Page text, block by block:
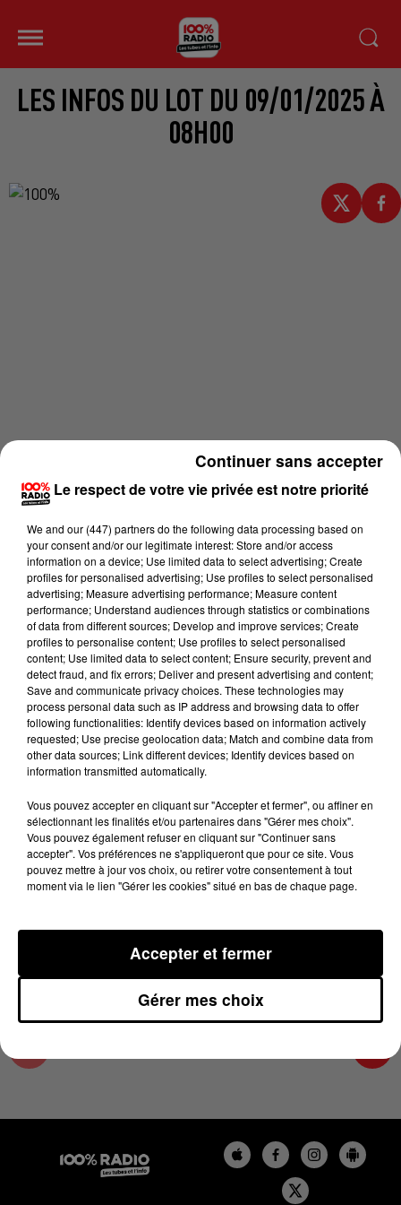
LES INFOS DU LOT DU 09/01/2025 À
08H00
Lecture (4 min 16 sec)
100%
100% Radio les infos du Lot
9 janvier 2025 - 4 min 16 sec
LES INFOS DU LOT DU 09/01/2025 À 08H00
09/01/2025
Le respect de votre vie privée est notre priorité
We and our (447) partnersdo the following data processing based on
your consent and/or our legitimate interest: Store and/or access
information on a device; Use limited data to select advertising; Create
profiles for personalised advertising; Use profiles to select personalised
advertising; Measure advertising performance; Measure content
performance; Understand audiences through statistics or combinations
of data from different sources; Develop and improve services; Create
profiles to personalise content; Use profiles to select personalised
content; Use limited data to select content; Ensure security, prevent and
detect fraud, and fix errors; Deliver and present advertising and content;
Save and communicate privacy choices. These technologies may
process personal data such as IP address and browsing data to offer
following functionalities: Identify devices based on information actively
requested; Use precise geolocation data; Match and combine data from
other data sources; Link different devices; Identify devices based on
information transmitted automatically.
Vous pouvez accepter en cliquant sur "Accepter et fermer", ou affiner en
sélectionnant les finalités et/ou partenaires dans "Gérer mes choix".
Vous pouvez également refuser en cliquant sur "Continuer sans
accepter". Vos préférences ne s'appliqueront que pour ce site. Vous
pouvez mettre à jour vos choix, ou retirer votre consentement à tout
moment via le lien "Gérer les cookies" situé en bas de chaque page.
Gérer mes choix
Accepter et fermer
Continuer sans accepter